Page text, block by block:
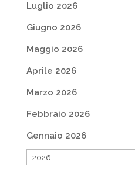
Luglio 2026
Giugno 2026
Maggio 2026
Aprile 2026
Marzo 2026
Febbraio 2026
Gennaio 2026